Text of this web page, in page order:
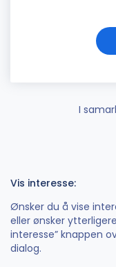
I
Vis interesse:
Ønsker du å vise
eller ønsker
interesse” knappen
dialog.